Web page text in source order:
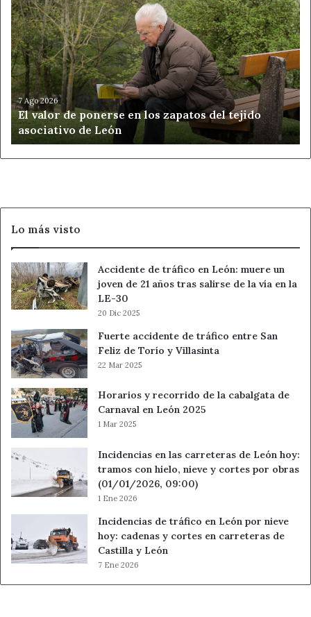
valor
de
ponerse
en
los
zapatos
del
tejido
asociativo
de
León
7 Ago 2026
El valor de ponerse en los zapatos del tejido
asociativo de León
Lo más visto
Accidente de tráfico en León: muere un
joven de 21 años tras salirse de la vía en la
LE-30
20 Dic 2025
Fuerte accidente de tráfico entre San
Feliz de Torío y Villasinta
22 Mar 2025
Horarios y recorrido de la cabalgata de
Carnaval en León 2025
1 Mar 2025
Incidencias en las carreteras de León hoy:
tramos con hielo, nieve y cortes por obras
(01/01/2026, 09:00)
1 Ene 2026
Incidencias de tráfico en León por nieve
hoy: cadenas y cortes en carreteras de
Castilla y León
7 Ene 2026